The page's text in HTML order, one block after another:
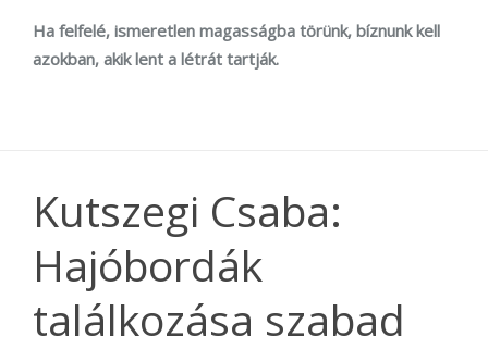
Ha felfelé, ismeretlen magasságba törünk, bíznunk kell
azokban, akik lent a létrát tartják.
Kutszegi Csaba:
Hajóbordák
találkozása szabad